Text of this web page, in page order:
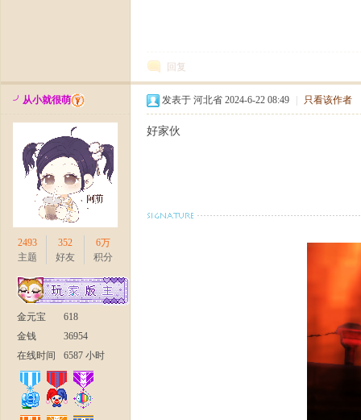
》
回复
╯从小就很萌
2493
主题
352
好友
6万
积分
金元宝
618
金钱
36954
在线时间
6587 小时
发表于 河北省 2024-6-22 08:49 只看该作者
好家伙